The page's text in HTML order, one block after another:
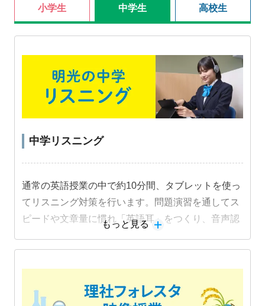
小学生 中学生 高校生
中学リスニング
通常の英語授業の中で約10分間、タブレットを使っ
てリスニング対策を行います。問題演習を通してス
ピードや文章量に慣れ「英語耳」をつくり、音声認
つけます。
もっと見る